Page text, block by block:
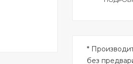
*
без